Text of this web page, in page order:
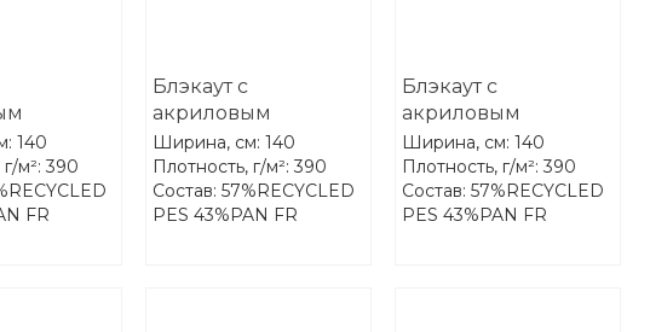
FR-One
Flax
140
м²: 390
FR
Блэкаут с
акриловым
покрытием FR-One
Darkness 03-Pearl
Ширина, см: 140
Плотность, г/м²: 390
Состав: 57%RECYCLED
PES 43%PAN FR
Блэкаут с
акриловым
покрытием FR-One
Darkness 04-Snow
Ширина, см: 140
Плотность, г/м²: 390
Состав: 57%RECYCLED
PES 43%PAN FR